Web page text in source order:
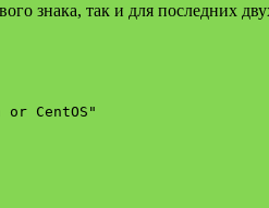
знака, так и для последних
CentOS"